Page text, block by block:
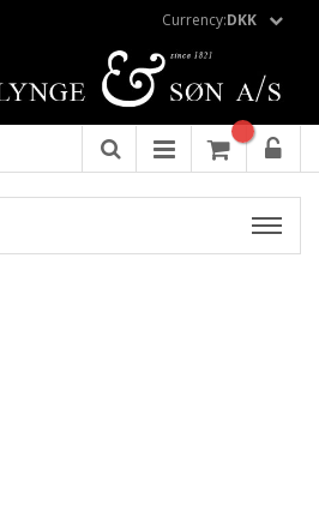
Currency:DKK